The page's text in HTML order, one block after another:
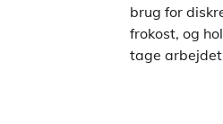
brug for
frokost, og
tage